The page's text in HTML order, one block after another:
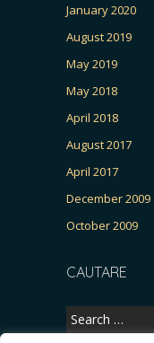
January 2020
August 2019
May 2019
May 2018
April 2018
August 2017
April 2017
December 2009
October 2009
CAUTARE
Search
for: